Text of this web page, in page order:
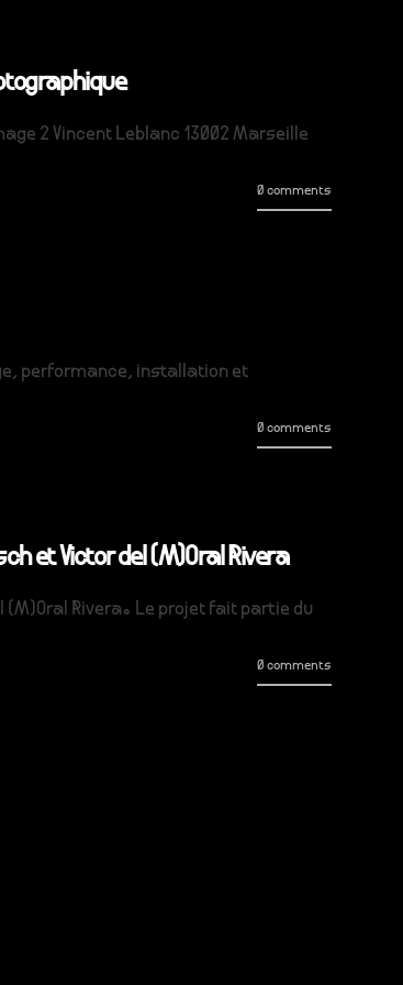
2 Vincent Leblanc 13002 Marseille
0 comments
performance, installation et
0 comments
et Victor del (M)Oral Rivera
(M)Oral Rivera. Le projet fait partie du
0 comments